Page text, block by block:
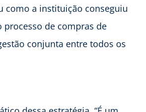
como a instituição conseguiu
de compras de
conjunta entre todos os